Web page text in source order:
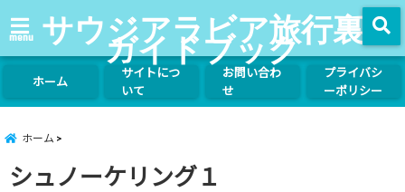
menu サウジアラビア旅行裏
ガイドブック
ホーム
サイトにつ
いて
お問い合わ
せ
プライバシ
ーポリシー
ホーム
シュノーケリング１